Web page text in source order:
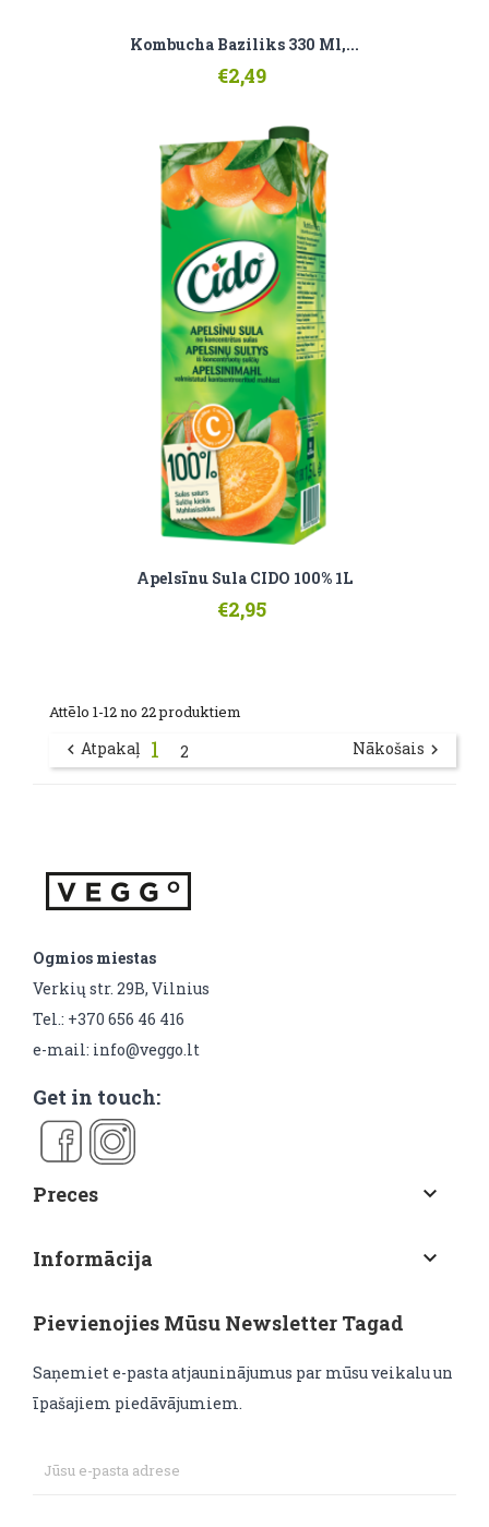
Kombucha Baziliks 330 Ml,...
€2,49
Apelsīnu Sula CIDO 100% 1L
€2,95
Attēlo 1-12 no 22 produktiem
 Atpakaļ 1 2 Nākošais 
Ogmios miestas
Verkių str. 29B, Vilnius
Tel.: +370 656 46 416
e-mail: info@veggo.lt
Get in touch:
Preces keyboard_arrow_down
Informācija keyboard_arrow_down
Pievienojies Mūsu Newsletter Tagad
Saņemiet e-pasta atjauninājumus par mūsu veikalu un
īpašajiem piedāvājumiem.